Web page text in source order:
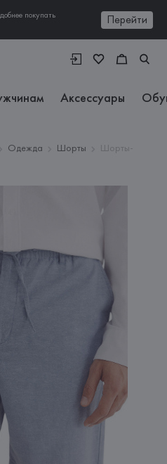
покупать
Перейти
Аксессуары
Одежда Шорты
Шорты-